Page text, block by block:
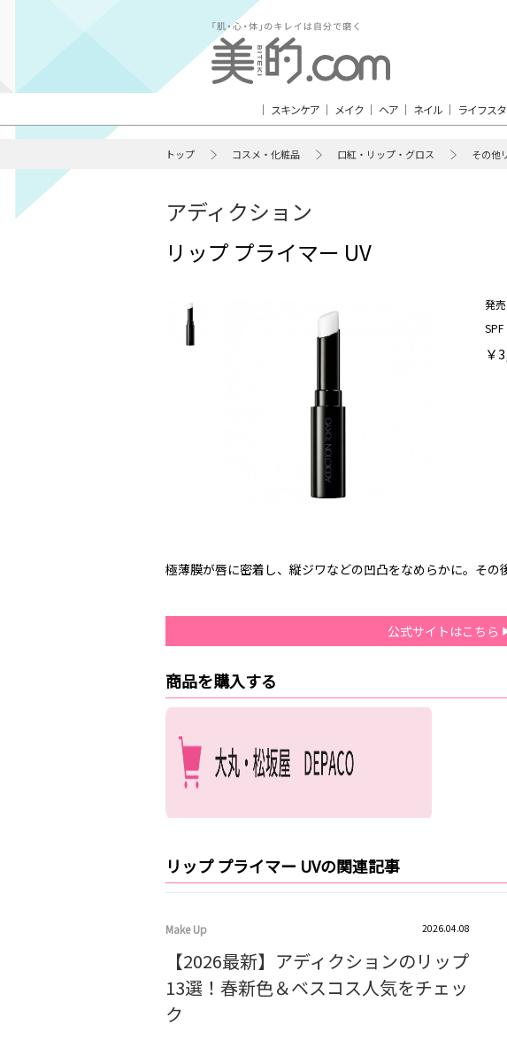
スキンケア メイク ヘア ネイル ライフス
トップ コスメ・化粧品 口紅・リップ・グロス その他
アディクション
リップ プライマー UV
発
￥
極薄膜が唇に密着し、縦ジワなどの凹凸をなめらかに。その
公式サイトはこちら
商品を購入する
リップ プライマー UVの関連記事
Make Up 2026.04.08
【2026最新】アディクションのリップ
13選！春新色＆ベスコス人気をチェッ
ク